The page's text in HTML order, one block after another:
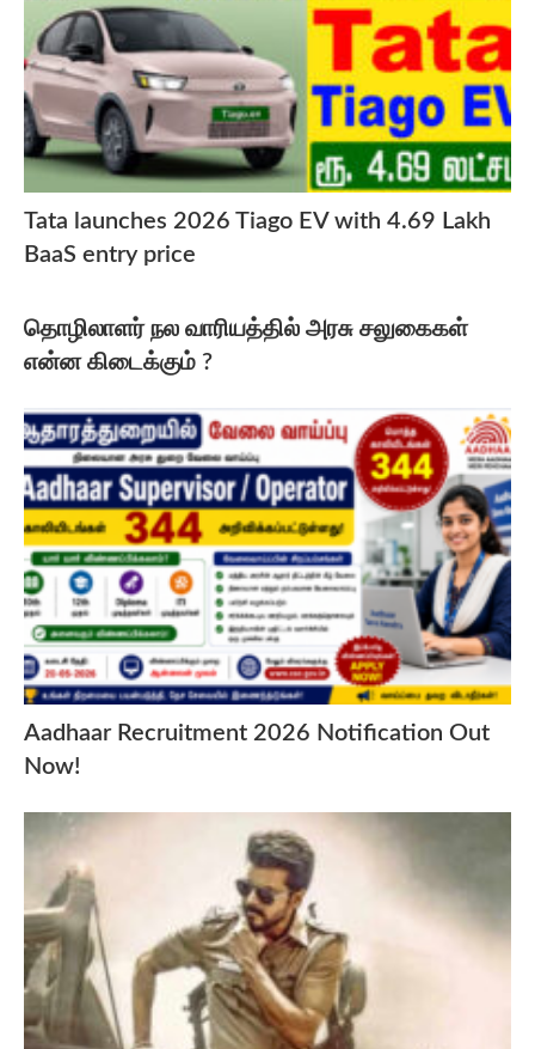
Tata launches 2026 Tiago EV with 4.69 Lakh
BaaS entry price
தொழிலாளர் நல வாரியத்தில் அரசு சலுகைகள்
என்ன கிடைக்கும் ?
Aadhaar Recruitment 2026 Notification Out
Now!